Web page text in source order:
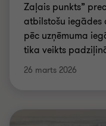
Zaļais punkts”
atbilstošu iegādes
pēc uzņēmuma
tika veikts
26 marts 2026